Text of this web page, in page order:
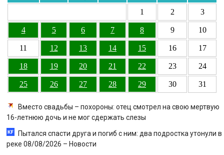
1
2 3
4 5 6 7 8 9 10
11 12 13 14 15 16 17
18 19 20 21 22 23 24
25 26 27 28 29 30 31
Вместо свадьбы – похороны: отец смотрел на свою мертвую
16-летнюю дочь и не мог сдержать слезы
Пытался спасти друга и погиб с ним: два подростка утонули в
реке 08/08/2026 – Новости